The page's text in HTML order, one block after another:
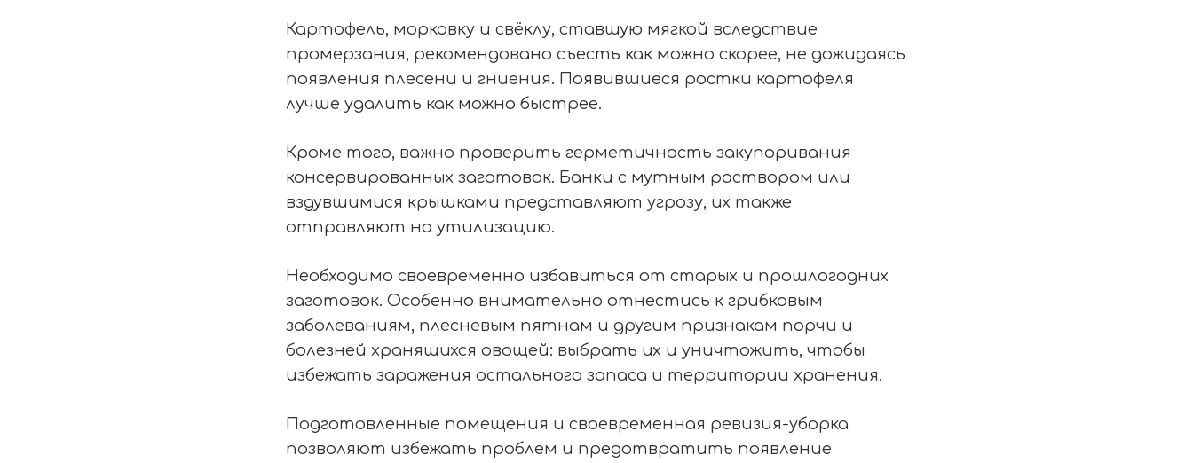
Картофель, морковку и свёклу, ставшую мягкой вследствие
промерзания, рекомендовано съесть как можно скорее, не дожидаясь
появления плесени и гниения. Появившиеся ростки картофеля
лучше удалить как можно быстрее.
Кроме того, важно проверить герметичность закупоривания
консервированных заготовок. Банки с мутным раствором или
вздувшимися крышками представляют угрозу, их также
отправляют на утилизацию.
Необходимо своевременно избавиться от старых и прошлогодних
заготовок. Особенно внимательно отнестись к грибковым
заболеваниям, плесневым пятнам и другим признакам порчи и
болезней хранящихся овощей: выбрать их и уничтожить, чтобы
избежать заражения остального запаса и территории хранения.
Подготовленные помещения и своевременная ревизия-уборка
позволяют избежать проблем и предотвратить появление